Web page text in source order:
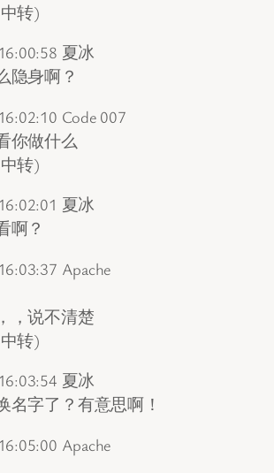
转)
夏冰
隐身啊？
Code 007
你做什么
转)
夏冰
啊？
Apache
，说不清楚
转)
夏冰
名字了？有意思啊！
Apache